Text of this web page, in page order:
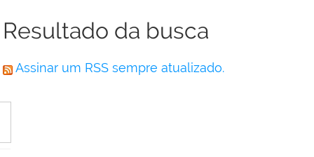
Resultado da busca
Assinar um RSS sempre atualizado.